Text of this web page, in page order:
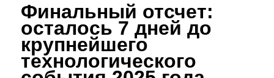
Финальный отсчет:
осталось 7 дней до
крупнейшего
технологического